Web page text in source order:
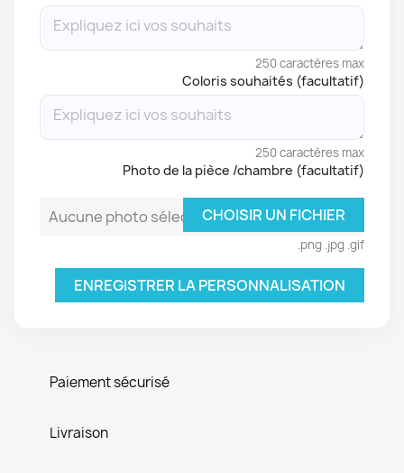
250 caractères max
Coloris souhaités (facultatif)
250 caractères max
Photo de la pièce /chambre (facultatif)
Aucune photo sélectionnéeCHOISIR UN FICHIER
.png .jpg .gif
ENREGISTRER LA PERSONNALISATION
Paiement sécurisé
Livraison